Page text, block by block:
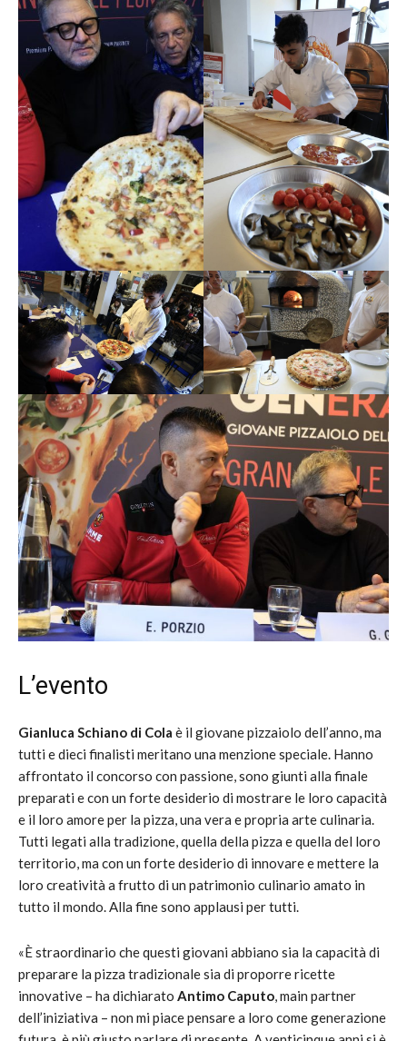
L’evento
Gianluca Schiano di Cola è il giovane pizzaiolo dell’anno, ma
tutti e dieci finalisti meritano una menzione speciale. Hanno
affrontato il concorso con passione, sono giunti alla finale
preparati e con un forte desiderio di mostrare le loro capacità
e il loro amore per la pizza, una vera e propria arte culinaria.
Tutti legati alla tradizione, quella della pizza e quella del loro
territorio, ma con un forte desiderio di innovare e mettere la
loro creatività a frutto di un patrimonio culinario amato in
tutto il mondo. Alla fine sono applausi per tutti.
«È straordinario che questi giovani abbiano sia la capacità di
preparare la pizza tradizionale sia di proporre ricette
innovative – ha dichiarato Antimo Caputo, main partner
dell’iniziativa – non mi piace pensare a loro come generazione